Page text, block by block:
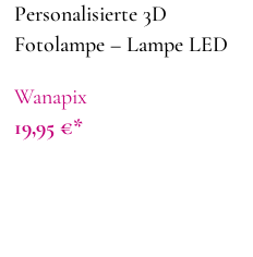
Personalisierte 3D
Fotolampe – Lampe LED
Wanapix
19,95 €